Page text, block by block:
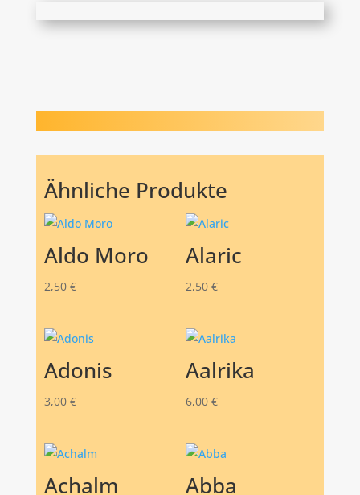
Ähnliche Produkte
Aldo Moro
2,50 €
Alaric
2,50 €
Adonis
3,00 €
Aalrika
6,00 €
Achalm Abba